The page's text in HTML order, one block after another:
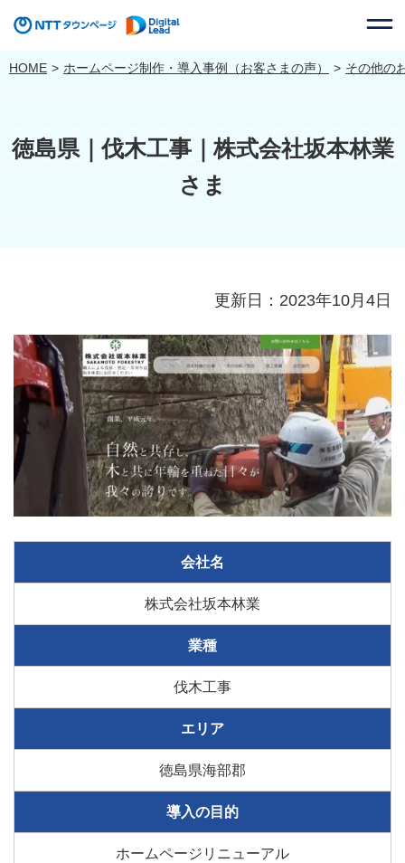
HOME ホームページ制作・導入事例（お客さまの声） その他の
徳島県｜伐木工事｜株式会社坂本林業
さま
更新日：2023年10月4日
会社名
株式会社坂本林業
業種
伐木工事
エリア
徳島県海部郡
導入の目的
ホームページリニューアル